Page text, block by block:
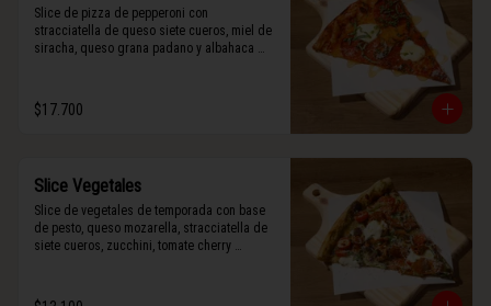
Slice de pizza de pepperoni con
stracciatella de queso siete cueros, miel de
siracha, queso grana padano y albahaca
$17.700
Slice Vegetales
Slice de vegetales de temporada con base
de pesto, queso mozarella, stracciatella de
siete cueros, zucchini, tomate cherry
fresca.